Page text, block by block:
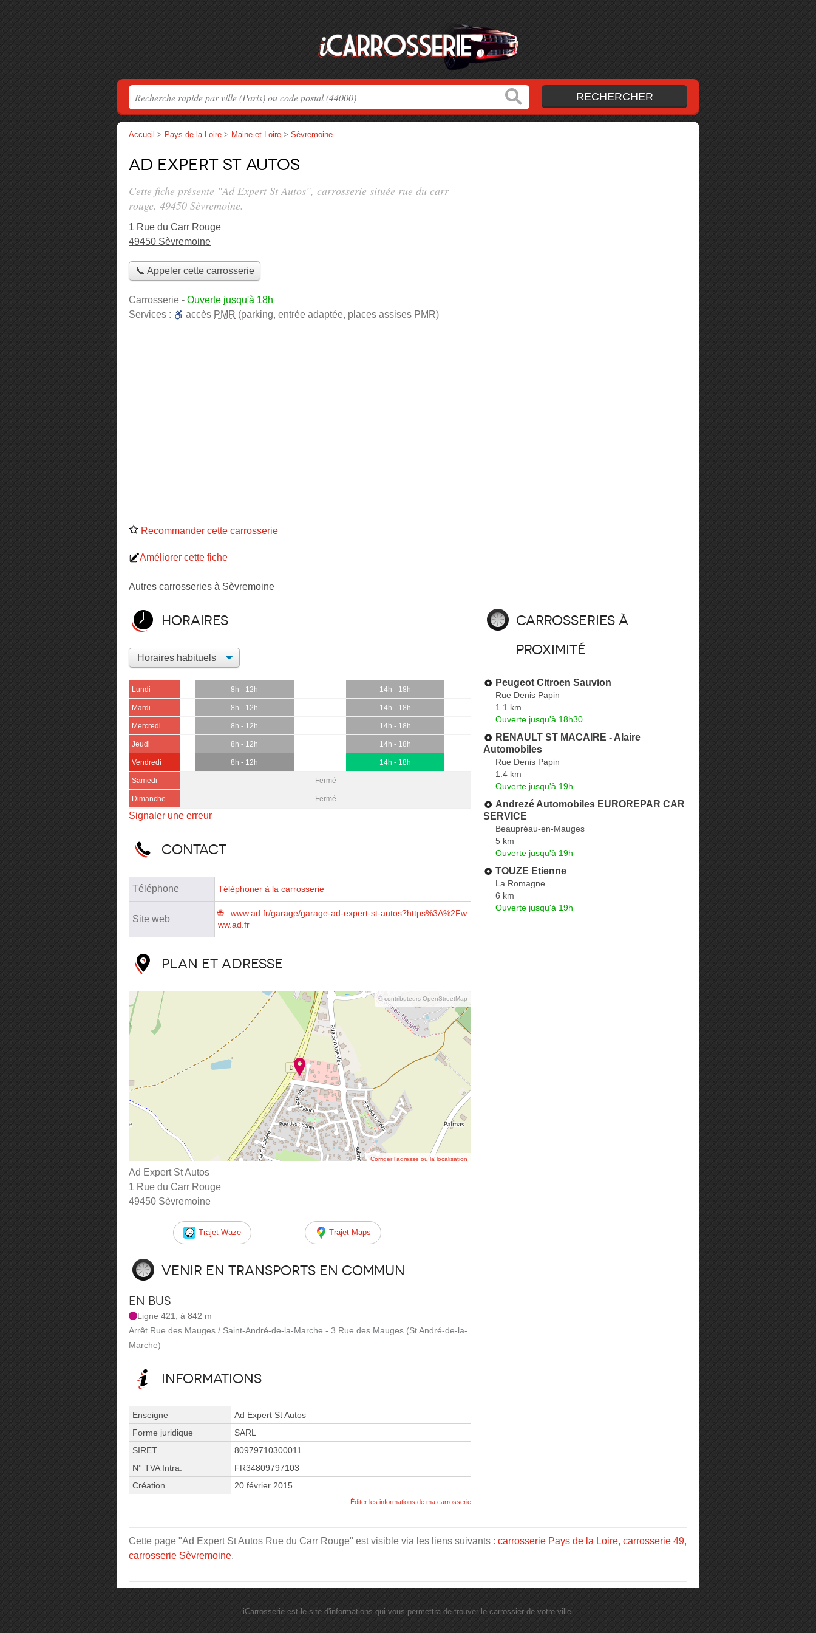
Accueil > Pays de la Loire > Maine-et-Loire > Sèvremoine
Ad Expert St Autos
Cette fiche présente "Ad Expert St Autos", carrosserie située rue du carr
rouge, 49450 Sèvremoine.
1 Rue du Carr Rouge
49450 Sèvremoine
📞 Appeler cette carrosserie
Carrosserie - Ouverte jusqu'à 18h
Services :
accès PMR (parking, entrée adaptée, places assises PMR)
Recommander cette carrosserie
Améliorer cette fiche
Autres carrosseries à Sèvremoine
Horaires
Lundi 8h - 12h 14h - 18h
Mardi 8h - 12h 14h - 18h
Mercredi 8h - 12h 14h - 18h
Jeudi 8h - 12h 14h - 18h
Vendredi 8h - 12h 14h - 18h
Samedi Fermé
Dimanche Fermé
Signaler une erreur
Contact
Téléphone Téléphoner à la carrosserie
Site web
www.ad.fr/garage/garage-ad-expert-st-autos?https%3A%2Fw
ww.ad.fr
Plan et adresse
© contributeurs OpenStreetMap
Corriger l’adresse ou la localisation
Ad Expert St Autos
1 Rue du Carr Rouge
49450 Sèvremoine
Trajet Waze Trajet Maps
Venir en transports en commun
En bus
Ligne 421, à 842 m
Arrêt Rue des Mauges / Saint-André-de-la-Marche - 3 Rue des Mauges (St André-de-la-
Marche)
Informations
Enseigne
Ad Expert St Autos
Forme juridique
SARL
SIRET
80979710300011
N° TVA Intra.
FR34809797103
Création
20 février 2015
Éditer les informations de ma carrosserie
Carrosseries à
proximité
Peugeot Citroen Sauvion
Rue Denis Papin
1.1 km
Ouverte jusqu'à 18h30
RENAULT ST MACAIRE - Alaire
Automobiles
Rue Denis Papin
1.4 km
Ouverte jusqu'à 19h
Andrezé Automobiles EUROREPAR CAR
SERVICE
Beaupréau-en-Mauges
5 km
Ouverte jusqu'à 19h
TOUZE Etienne
La Romagne
6 km
Ouverte jusqu'à 19h
Cette page "Ad Expert St Autos Rue du Carr Rouge" est visible via les liens suivants : carrosserie Pays de la Loire, carrosserie 49,
carrosserie Sèvremoine.
iCarrosserie est le site d'informations qui vous permettra de trouver le carrossier de votre ville.